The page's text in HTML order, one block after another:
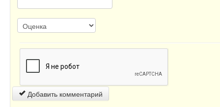
Добавить комментарий